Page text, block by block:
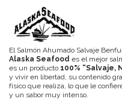
El Salmón Ahumado Salvaje
Alaska Seafood es el mejor
es un producto 100% “Salvaje,
y vivir en libertad, su contenido
físico que realiza, lo que le
y un sabor muy intenso.